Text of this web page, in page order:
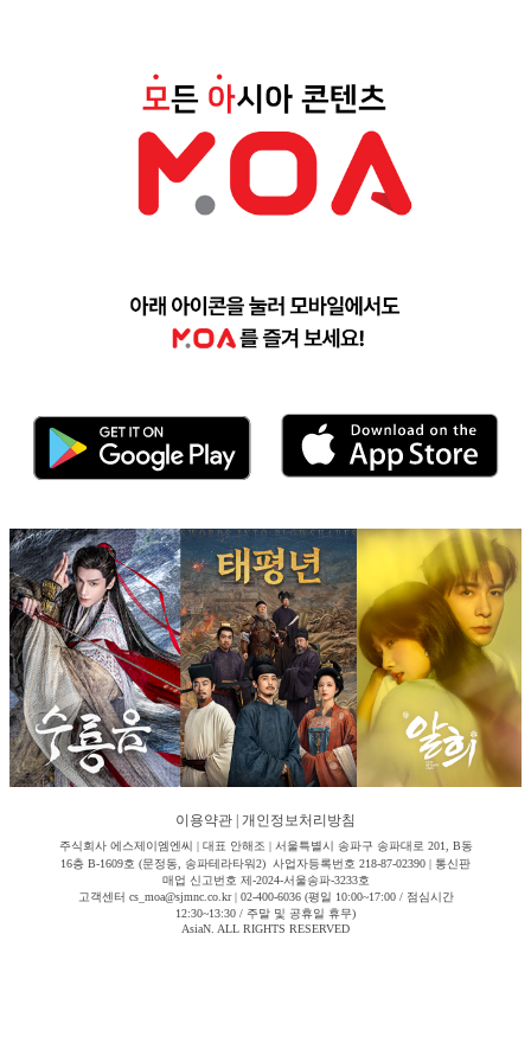
이용약관 개인정보처리방침
주식회사 에스제이엠엔씨 | 대표 안해조 | 서울특별시 송파구 송파대로 201, B동
16층 B-1609호 (문정동, 송파테라타워2) 사업자등록번호 218-87-02390 | 통신판
매업 신고번호 제-2024-서울송파-3233호
고객센터 cs_moa@sjmnc.co.kr | 02-400-6036 (평일 10:00~17:00 / 점심시간
12:30~13:30 / 주말 및 공휴일 휴무)
AsiaN. ALL RIGHTS RESERVED